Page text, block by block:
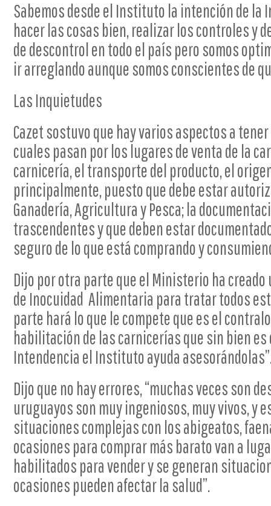
Sabemos desde el Instituto la intención de la
hacer las cosas bien, realizar los controles y
de descontrol en todo el país pero somos
ir arreglando aunque somos conscientes de
Las Inquietudes
Cazet sostuvo que hay varios aspectos a
cuales pasan por los lugares de venta de la
carnicería, el transporte del producto, el
principalmente, puesto que debe estar
Ganadería, Agricultura y Pesca; la
trascendentes y que deben estar
seguro de lo que está comprando y
Dijo por otra parte que el Ministerio ha creado
de Inocuidad Alimentaria para tratar todos
parte hará lo que le compete que es el
habilitación de las carnicerías que sin bien
Intendencia el Instituto ayuda
Dijo que no hay errores, “muchas veces son
uruguayos son muy ingeniosos, muy vivos, y
situaciones complejas con los abigeatos,
ocasiones para comprar más barato van a
habilitados para vender y se generan
ocasiones pueden afectar la salud”.